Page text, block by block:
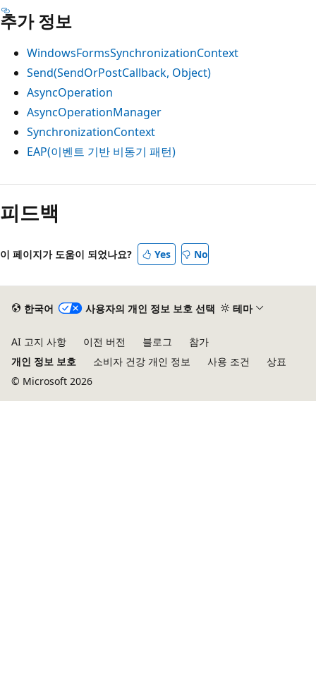
추가 정보
WindowsFormsSynchronizationContext
Send(SendOrPostCallback, Object)
AsyncOperation
AsyncOperationManager
SynchronizationContext
EAP(이벤트 기반 비동기 패턴)
피드백
이 페이지가 도움이 되었나요? Yes No
한국어 사용자의 개인 정보 보호 선택 테마
AI 고지 사항 이전 버전 블로그
참가
개인 정보 보호
소비자 건강 개인 정보 사용 조건
상표
© Microsoft 2026